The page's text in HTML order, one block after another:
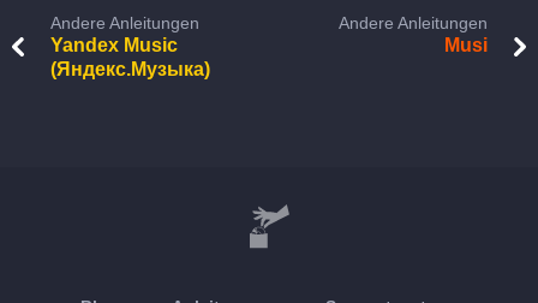
Andere Anleitungen
Yandex Music
(Яндекс.Музыка)
Andere Anleitungen
Musi